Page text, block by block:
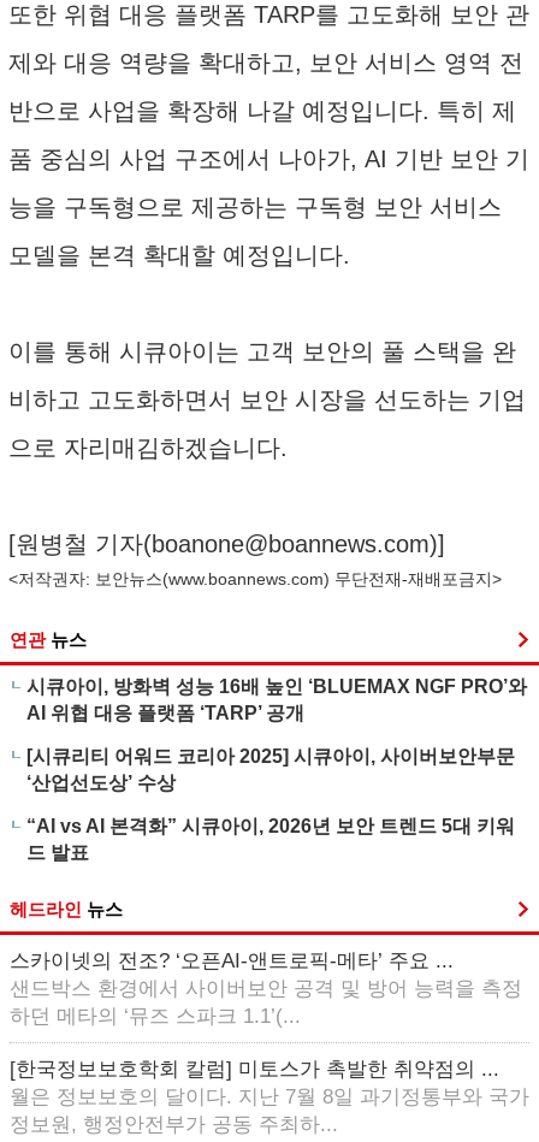
또한 위협 대응 플랫폼 TARP를 고도화해 보안 관
제와 대응 역량을 확대하고, 보안 서비스 영역 전
반으로 사업을 확장해 나갈 예정입니다. 특히 제
품 중심의 사업 구조에서 나아가, AI 기반 보안 기
능을 구독형으로 제공하는 구독형 보안 서비스
모델을 본격 확대할 예정입니다.
이를 통해 시큐아이는 고객 보안의 풀 스택을 완
비하고 고도화하면서 보안 시장을 선도하는 기업
으로 자리매김하겠습니다.
[원병철 기자(boanone@boannews.com)]
<저작권자: 보안뉴스(www.boannews.com) 무단전재-재배포금지>
연관 뉴스
시큐아이, 방화벽 성능 16배 높인 ‘BLUEMAX NGF PRO’와
AI 위협 대응 플랫폼 ‘TARP’ 공개
[시큐리티 어워드 코리아 2025] 시큐아이, 사이버보안부문
‘산업선도상’ 수상
“AI vs AI 본격화” 시큐아이, 2026년 보안 트렌드 5대 키워
드 발표
헤드라인 뉴스
스카이넷의 전조? ‘오픈AI-앤트로픽-메타’ 주요 ...
샌드박스 환경에서 사이버보안 공격 및 방어 능력을 측정
하던 메타의 ‘뮤즈 스파크 1.1’(...
[한국정보보호학회 칼럼] 미토스가 촉발한 취약점의 ...
월은 정보보호의 달이다. 지난 7월 8일 과기정통부와 국가
정보원, 행정안전부가 공동 주최하...